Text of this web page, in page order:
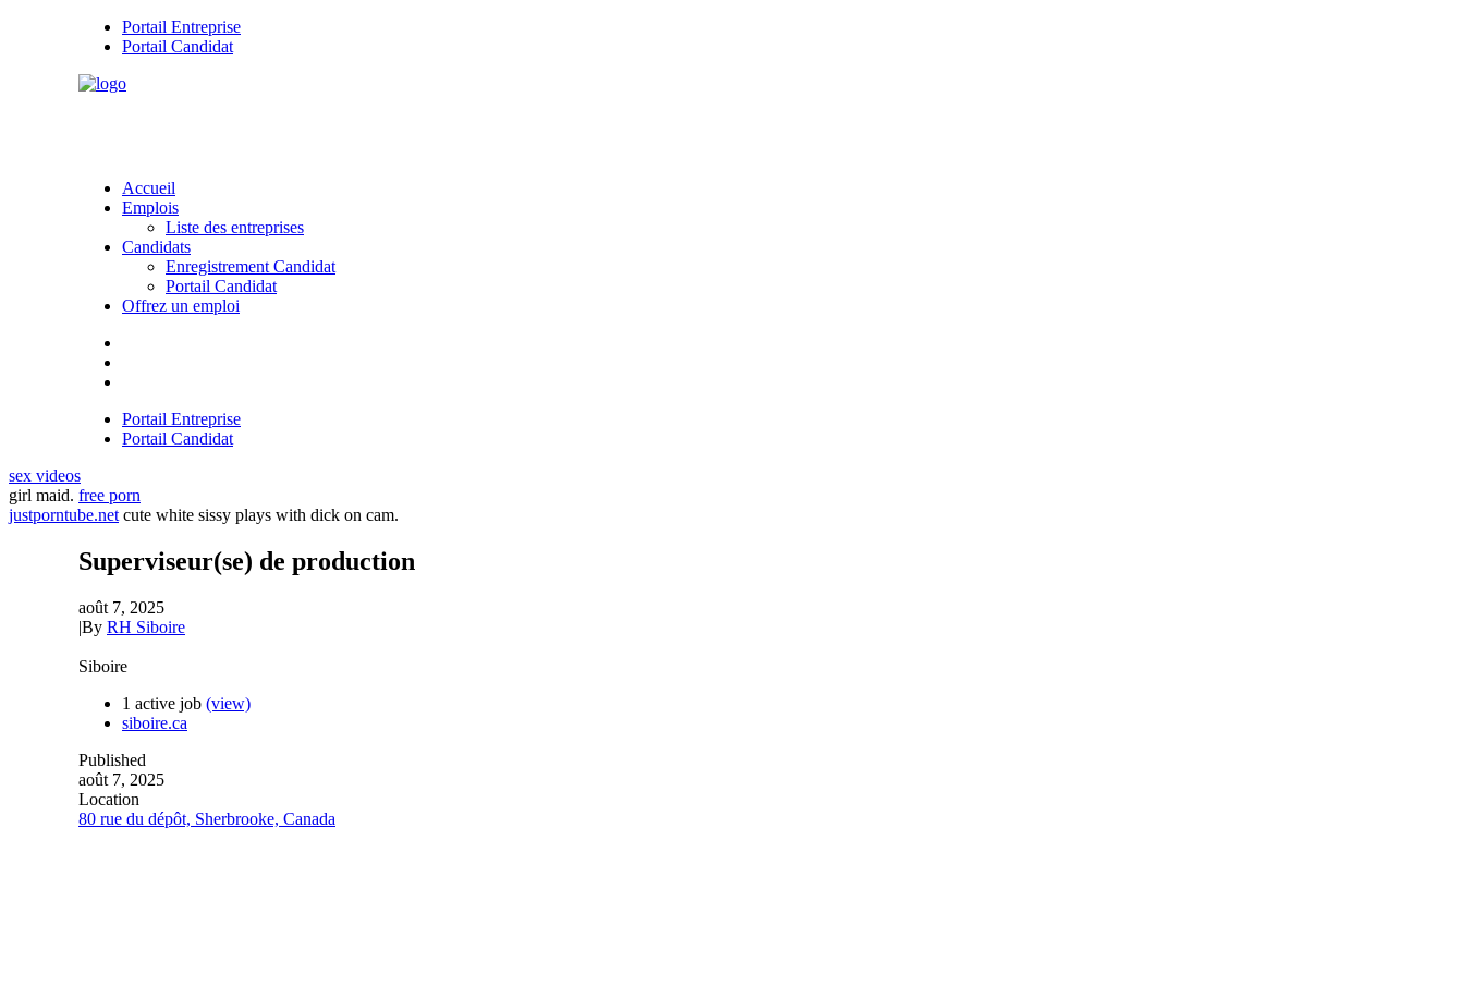
Portail Entreprise
Portail Candidat
Accueil
Emplois
Liste des entreprises
Candidats
Enregistrement Candidat
Portail Candidat
Offrez un emploi
Portail Entreprise
Portail Candidat
sex videos
girl maid. free porn
justporntube.net cute white sissy plays with dick on cam.
Superviseur(se) de production
août 7, 2025
|By RH Siboire
Siboire
1 active job (view)
siboire.ca
Published
août 7, 2025
Location
80 rue du dépôt, Sherbrooke, Canada